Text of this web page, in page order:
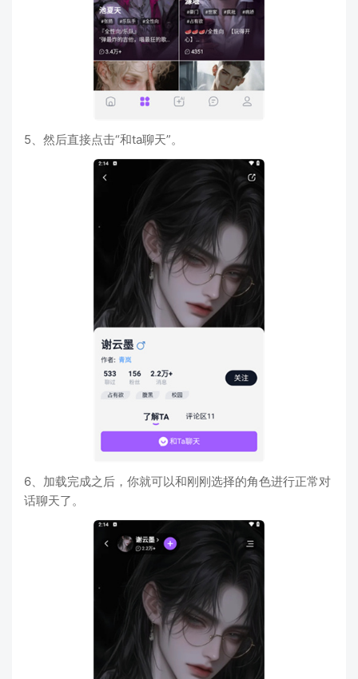
5、然后直接点击“和ta聊天”。
6、加载完成之后，你就可以和刚刚选择的角色进行正常对
话聊天了。